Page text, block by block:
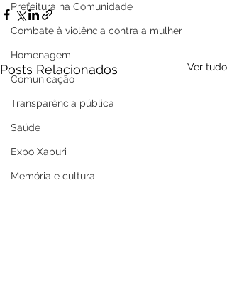
Prefeitura na Comunidade
Combate à violência contra a mulher
Homenagem
Comunicação
Transparência pública
Saúde
Expo Xapuri
Memória e cultura
Posts Relacionados Ver tudo